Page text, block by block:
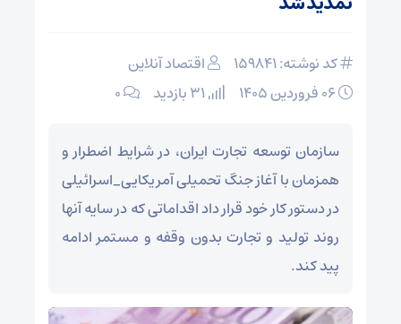
کد نوشته: 159841
اقتصاد آنلاین
۰
سازمان توسعه تجارت ایران، در شرایط اضطرار و
همزمان با آغاز جنگ تحمیلی آمریکایی_اسرائیلی
در دستور کار خود قرار داد اقداماتی که در سایه آنها
روند تولید و تجارت بدون وقفه و مستمر ادامه
پید کند.